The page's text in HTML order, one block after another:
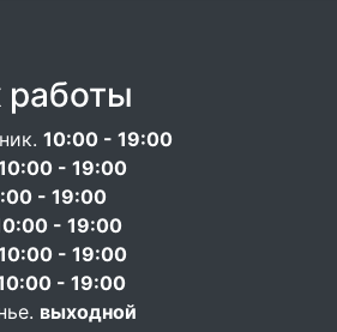
работы
10:00 - 19:00
- 19:00
- 19:00
- 19:00
- 19:00
- 19:00
выходной